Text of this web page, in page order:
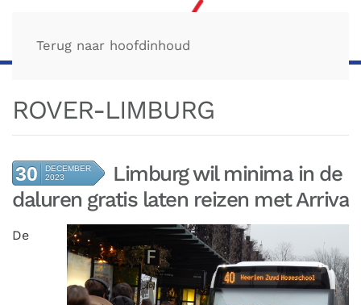
Terug naar hoofdinhoud
ROVER-LIMBURG
30
DECEMBER
2023
Limburg wil minima in de
daluren gratis laten reizen met Arriva
De